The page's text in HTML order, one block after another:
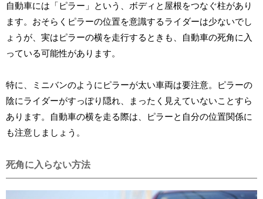
自動車には「ピラー」という、ボディと屋根をつなぐ柱があり
ます。おそらくピラーの位置を意識するライダーは少ないでし
ょうが、実はピラーの横を走行するときも、自動車の死角に入
っている可能性があります。
特に、ミニバンのようにピラーが太い車両は要注意。ピラーの
陰にライダーがすっぽり隠れ、まったく見えていないことすら
あります。自動車の横を走る際は、ピラーと自分の位置関係に
も注意しましょう。
死角に入らない方法